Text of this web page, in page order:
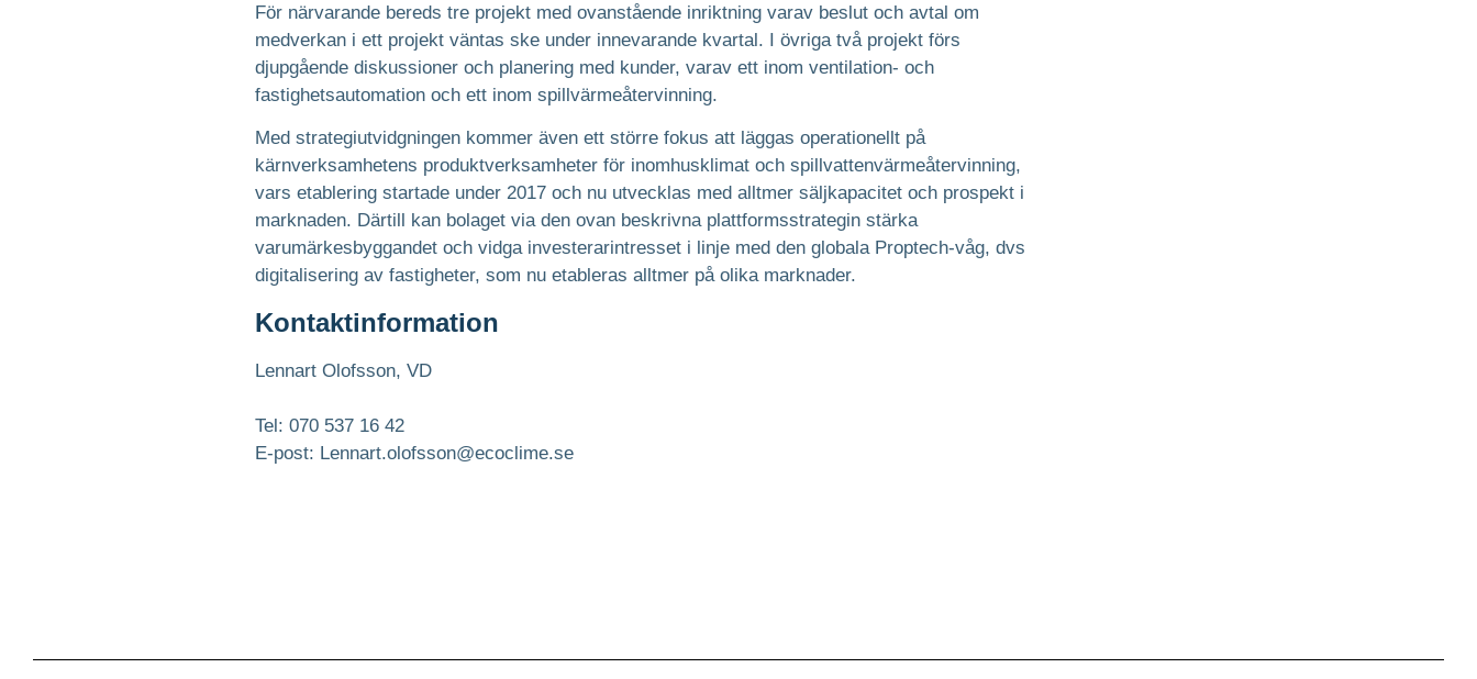
För närvarande bereds tre projekt med ovanstående inriktning varav beslut och avtal om
medverkan i ett projekt väntas ske under innevarande kvartal. I övriga två projekt förs
djupgående diskussioner och planering med kunder, varav ett inom ventilation- och
fastighetsautomation och ett inom spillvärmeåtervinning.
Med strategiutvidgningen kommer även ett större fokus att läggas operationellt på
kärnverksamhetens produktverksamheter för inomhusklimat och spillvattenvärmeåtervinning,
vars etablering startade under 2017 och nu utvecklas med alltmer säljkapacitet och prospekt i
marknaden. Därtill kan bolaget via den ovan beskrivna plattformsstrategin stärka
varumärkesbyggandet och vidga investerarintresset i linje med den globala Proptech-våg, dvs
digitalisering av fastigheter, som nu etableras alltmer på olika marknader.
Kontaktinformation
Lennart Olofsson, VD
Tel: 070 537 16 42
E-post: Lennart.olofsson@ecoclime.se